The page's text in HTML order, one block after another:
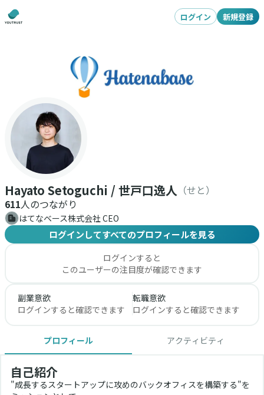
ログイン 新規登録
Hayato Setoguchi / 世戸口逸人 （せと）
611人のつながり
はてなベース株式会社 CEO
ログインしてすべてのプロフィールを見る
ログインすると
このユーザーの注目度が確認できます
副業意欲
ログインすると確認できます
転職意欲
ログインすると確認できます
プロフィール アクティビティ
自己紹介
"成長するスタートアップに攻めのバックオフィスを構築する"を